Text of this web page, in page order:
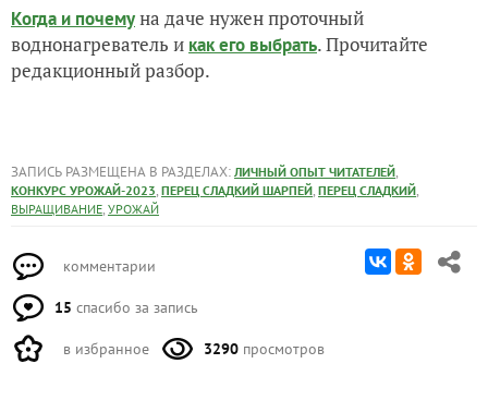
Когда и почемуна даче нужен проточный
воднонагреватель и как его выбрать. Прочитайте
редакционный разбор.
ЗАПИСЬ РАЗМЕЩЕНА В РАЗДЕЛАХ: ЛИЧНЫЙ ОПЫТ ЧИТАТЕЛЕЙ,
КОНКУРС УРОЖАЙ-2023, ПЕРЕЦ СЛАДКИЙ ШАРПЕЙ, ПЕРЕЦ СЛАДКИЙ,
ВЫРАЩИВАНИЕ, УРОЖАЙ
комментарии
15 спасибо за запись
в избранное 3290 просмотров